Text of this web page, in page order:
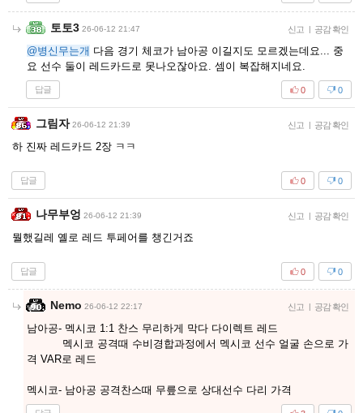
토토3 26-06-12 21:47 신고 | 공감 확인
@병신무는개 다음 경기 체코가 남아공 이길지도 모르겠는데요... 중
요 선수 둘이 레드카드로 못나오잖아요. 셈이 복잡해지네요.
답글 0
0
그림자 26-06-12 21:39 신고 | 공감 확인
하 진짜 레드카드 2장 ㅋㅋ
답글 0
0
나무부엉 26-06-12 21:39 신고 | 공감 확인
뭘했길레 옐로 레드 투페어를 챙긴거죠
답글 0
0
Nemo 26-06-12 22:17 신고 | 공감 확인
남아공- 멕시코 1:1 찬스 무리하게 막다 다이렉트 레드
멕시코 공격때 수비경합과정에서 멕시코 선수 얼굴 손으로 가
격 VAR로 레드
멕시코- 남아공 공격찬스때 무릎으로 상대선수 다리 가격